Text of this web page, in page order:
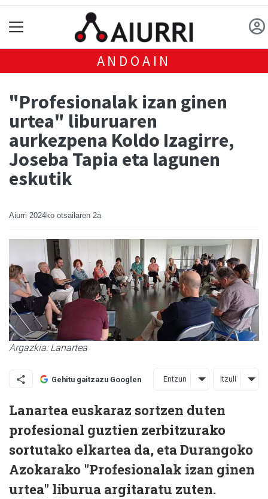
ANDOAIN
"Profesionalak izan ginen
urtea" liburuaren
aurkezpena Koldo Izagirre,
Joseba Tapia eta lagunen
eskutik
Aiurri 2024ko otsailaren 2a
Argazkia: Lanartea
Gehitu gaitzazu Googlen Entzun Itzuli
Lanartea euskaraz sortzen duten
profesional guztien zerbitzurako
sortutako elkartea da, eta Durangoko
Azokarako "Profesionalak izan ginen
urtea" liburua argitaratu zuten.